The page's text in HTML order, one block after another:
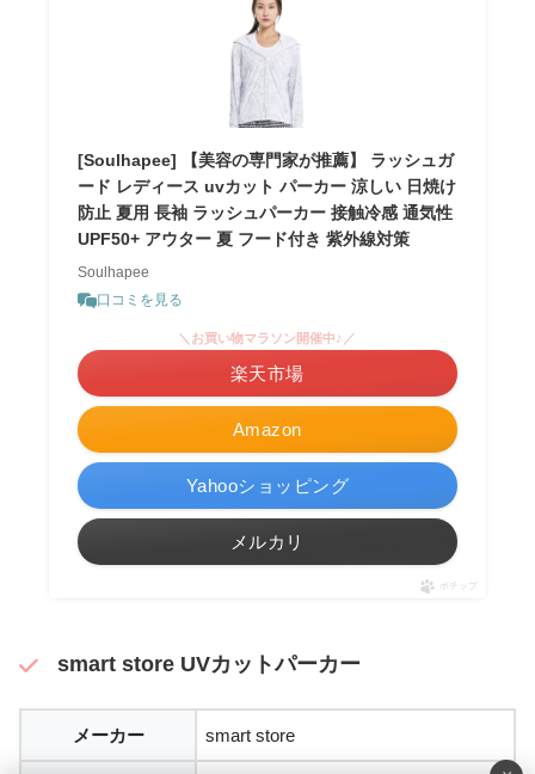
[Soulhapee] 【美容の専門家が推薦】 ラッシュガ
ード レディース uvカット パーカー 涼しい 日焼け
防止 夏用 長袖 ラッシュパーカー 接触冷感 通気性
UPF50+ アウター 夏 フード付き 紫外線対策
Soulhapee
口コミを見る
Amazon
＼お買い物マラソン開催中♪／
楽天市場
Yahooショッピング
メルカリ
ポチップ
smart store UVカットパーカー
メーカー smart store